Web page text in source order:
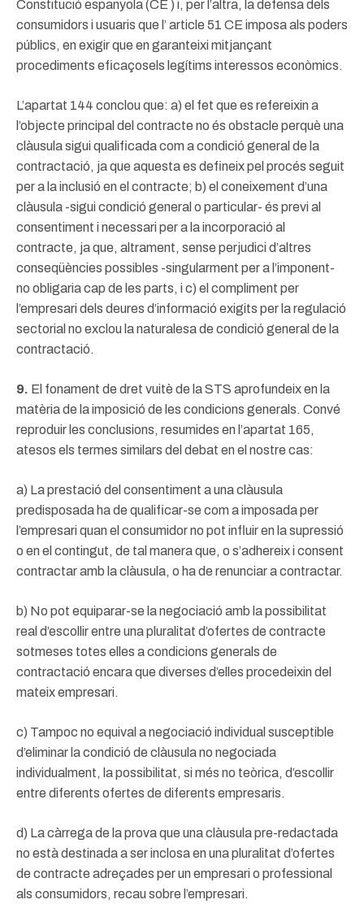
Constitució espanyola (CE ) i, per l’altra, la defensa dels
consumidors i usuaris que l’ article 51 CE imposa als poders
públics, en exigir que en garanteixi mitjançant
procediments eficaçosels legítims interessos econòmics.
L’apartat 144 conclou que: a) el fet que es refereixin a
l’objecte principal del contracte no és obstacle perquè una
clàusula sigui qualificada com a condició general de la
contractació, ja que aquesta es defineix pel procés seguit
per a la inclusió en el contracte; b) el coneixement d’una
clàusula -sigui condició general o particular- és previ al
consentiment i necessari per a la incorporació al
contracte, ja que, altrament, sense perjudici d’altres
conseqüències possibles -singularment per a l’imponent-
no obligaria cap de les parts, i c) el compliment per
l’empresari dels deures d’informació exigits per la regulació
sectorial no exclou la naturalesa de condició general de la
contractació.
9. El fonament de dret vuitè de la STS aprofundeix en la
matèria de la imposició de les condicions generals. Convé
reproduir les conclusions, resumides en l’apartat 165,
atesos els termes similars del debat en el nostre cas:
a) La prestació del consentiment a una clàusula
predisposada ha de qualificar-se com a imposada per
l’empresari quan el consumidor no pot influir en la supressió
o en el contingut, de tal manera que, o s’adhereix i consent
contractar amb la clàusula, o ha de renunciar a contractar.
b) No pot equiparar-se la negociació amb la possibilitat
real d’escollir entre una pluralitat d’ofertes de contracte
sotmeses totes elles a condicions generals de
contractació encara que diverses d’elles procedeixin del
mateix empresari.
c) Tampoc no equival a negociació individual susceptible
d’eliminar la condició de clàusula no negociada
individualment, la possibilitat, si més no teòrica, d’escollir
entre diferents ofertes de diferents empresaris.
d) La càrrega de la prova que una clàusula pre-redactada
no està destinada a ser inclosa en una pluralitat d’ofertes
de contracte adreçades per un empresari o professional
als consumidors, recau sobre l’empresari.